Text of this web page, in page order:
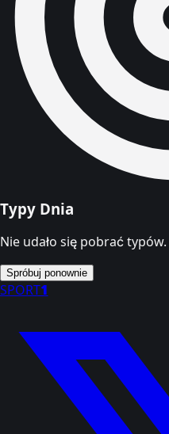
Typy Dnia
Nie udało się pobrać typów.
Spróbuj ponownie
SPORT1